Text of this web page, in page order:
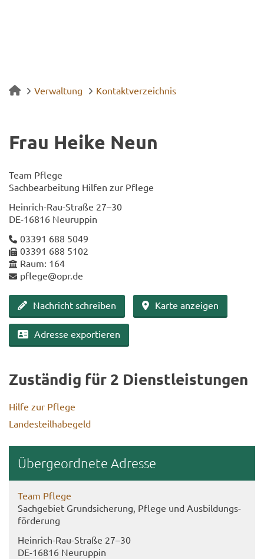
Verwaltung Kontaktverzeichnis
Frau Heike Neun
Team Pfle­ge
Sach­be­ar­bei­tung Hil­fen zur Pfle­ge
Heinrich-​Rau-Straße 27–30
DE-​16816 Neu­rup­pin
03391 688 5049
03391 688 5102
Raum: 164
pfle­ge@opr.de
Nach­richt schrei­ben Karte an­zei­gen
Adres­se ex­por­tie­ren
Zu­stän­dig für 2 Dienst­leis­tun­gen
Hilfe zur Pfle­ge
Lan­des­teil­ha­be­geld
Über­ge­ord­ne­te Adres­se
Team Pfle­ge
Sach­ge­biet Grund­si­che­rung, Pfle­ge und Aus­bil­dungs­
för­de­rung
Heinrich-​​Rau-​Straße 27–30
DE-​16816 Neu­rup­pin